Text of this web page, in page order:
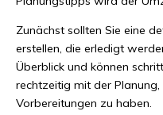
Zunächst sollten Sie eine
erstellen, die erledigt
Überblick und können
rechtzeitig mit der
Vorbereitungen zu haben.